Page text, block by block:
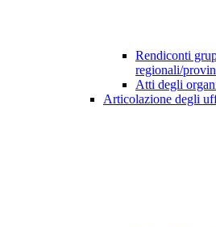
Rendiconti
regionali/
Atti degli
Articolazione degli